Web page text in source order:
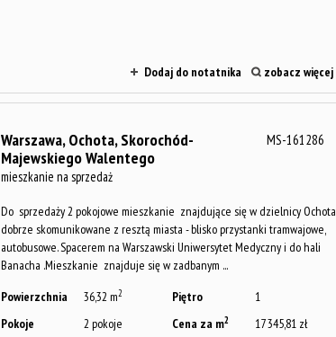
Dodaj do notatnika zobacz więcej
Warszawa,Ochota,Skorochód-
Majewskiego Walentego
mieszkanie na sprzedaż
MS-161286
Do sprzedaży 2 pokojowe mieszkanie znajdujące się w dzielnicy Ochota
dobrze skomunikowane z resztą miasta - blisko przystanki tramwajowe,
autobusowe. Spacerem na Warszawski Uniwersytet Medyczny i do hali
Banacha .Mieszkanie znajduje się w zadbanym ...
Powierzchnia
36,32 m2 Piętro
1
Pokoje
2 pokoje Cena za m2 17 345,81 zł